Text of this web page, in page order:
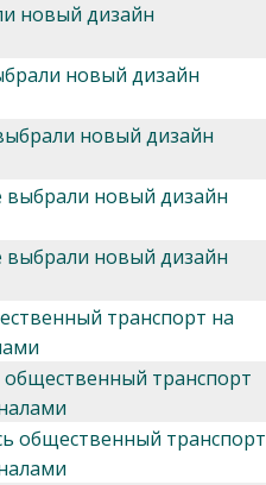
новый дизайн
новый дизайн
новый дизайн
выбрали новый дизайн
выбрали новый дизайн
транспорт на
общественный транспорт
общественный транспорт